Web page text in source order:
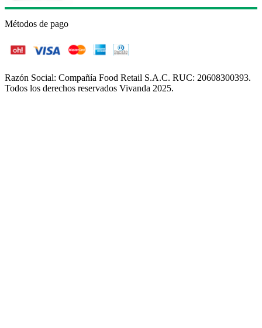
Métodos de pago
Razón Social: Compañía Food Retail S.A.C. RUC: 20608300393.
Todos los derechos reservados Vivanda 2025.